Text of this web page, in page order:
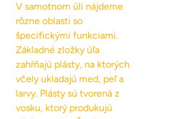
V samotnom úli nájdeme
rôzne oblasti so
špecifickými funkciami.
Základné zložky úľa
zahŕňajú plásty, na ktorých
včely ukladajú med, peľ a
larvy. Plásty sú tvorená z
vosku, ktorý produkujú